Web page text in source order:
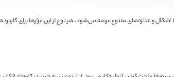
اشکال و اندازه‌های متنوع عرضه می‌شود. هر نوع از این ابزارها برای